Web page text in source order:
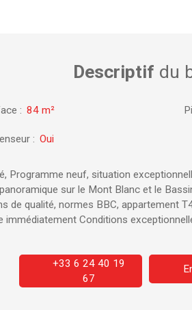
Descriptif du
: 84 m²
: Oui
Programme neuf, situation
sur le Mont Blanc et le
de qualité, normes BBC, appartement
immédiatement Conditions
+33 6 24 40 19
67